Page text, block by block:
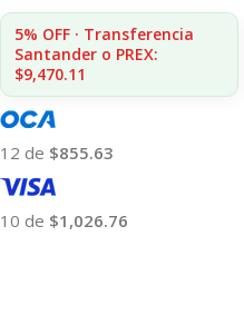
5% OFF · Transferencia
Santander o PREX:
$9,470.11
12 de $855.63
10 de $1,026.76